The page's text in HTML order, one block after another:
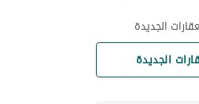
الجديدة
الجديدة